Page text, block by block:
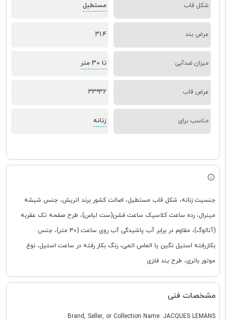
شکل قاب مستطیل
عرض بند 31.4
میزان ضدآبی تا 30 متر
عرض قاب 32*33
مناسب برای زنانه
جنسیت زنانه، شکل قاب مستطیل، اصالت کشور برند اتریش، جنس شیشه
مینرال، رده ساعت کلاسیک ساعت فشن(ست لباس)، طرح صفحه تک عقربه
(آنالوگ)، مقاوم در برابر آب پاشیدگی آب روی ساعت (30 متر)، جنس
بکاررفته استیل نگین یا الماس اتمی، رنگ بکار رفته در ساعت استیل، نوع
موتور باتری، طرح بند فلزی
مشخصات فنی
Brand, Seller, or Collection Name: JACQUES LEMANS